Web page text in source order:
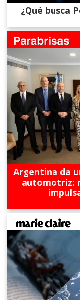
¿Qué busca
Argentina da
automotriz: